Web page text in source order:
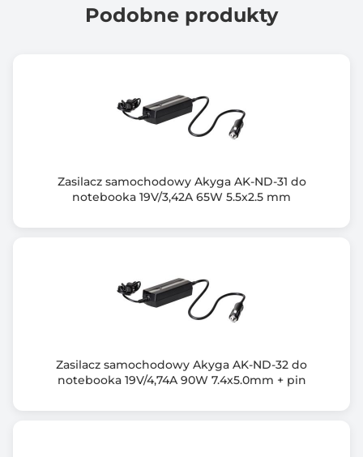
Waga (g)
rejestracji produktu
Zabezpieczenia przed: przepięciem, przegrzaniem,
Zestaw: zasilacz, kabel zasilający, instrukcja obsługi,
karta gwarancyjna
Gwarancja producenta [mies.]
Podobne produkty
Zasilacz samochodowy Akyga AK-ND-31 do
notebooka 19V/3,42A 65W 5.5x2.5 mm
Zasilacz samochodowy Akyga AK-ND-32 do
notebooka 19V/4,74A 90W 7.4x5.0mm + pin